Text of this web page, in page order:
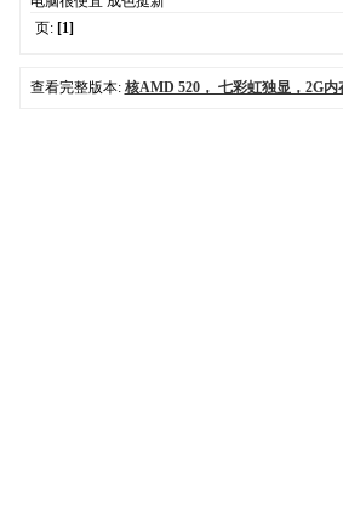
页: [1]
查看完整版本: 核AMD 520， 七彩虹独显，2G内